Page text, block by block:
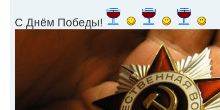
С Днём Победы!